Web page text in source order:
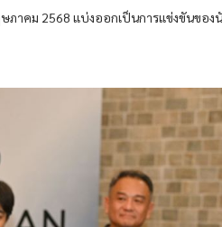
ภาคม 2568 แบ่งออกเป็นการแข่งขันขอ